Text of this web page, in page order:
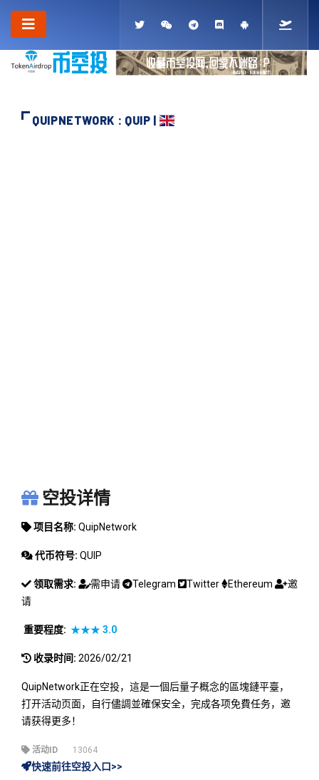
QUIPNETWORK : QUIP |
空投详情
项目名称: QuipNetwork
代币符号: QUIP
领取需求: 需申请 Telegram Twitter Ethereum
邀
请
重要程度: ★★★3.0
收录时间: 2026/02/21
QuipNetwork正在空投，這是一個后量子概念的區塊鏈平臺，
打开活动页面，自行儘調並確保安全，完成各项免費任务，邀
请获得更多！
活动ID 13064
快速前往空投入口>>